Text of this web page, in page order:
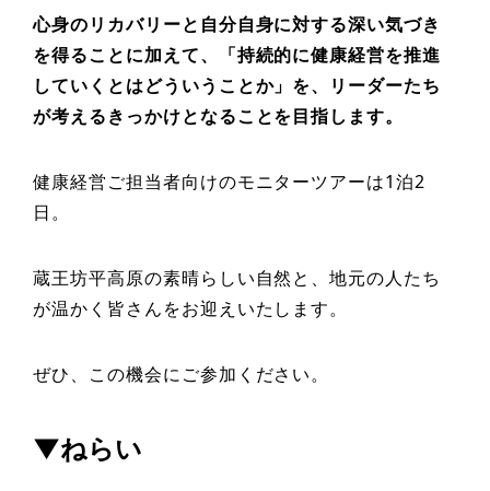
心身のリカバリーと自分自身に対する深い気づき
を得ることに加えて、「持続的に健康経営を推進
していくとはどういうことか」を、リーダーたち
が考えるきっかけとなることを目指します。
健康経営ご担当者向けのモニターツアーは1泊2
日。
蔵王坊平高原の素晴らしい自然と、地元の人たち
が温かく皆さんをお迎えいたします。
ぜひ、この機会にご参加ください。
▼ねらい